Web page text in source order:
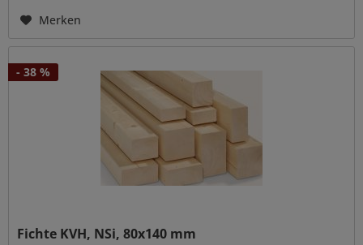
Merken
- 38 %
Fichte KVH, NSi, 80x140 mm